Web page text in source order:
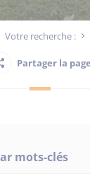
Entreprise
Votre recherche :
Partager la page
mots-clés